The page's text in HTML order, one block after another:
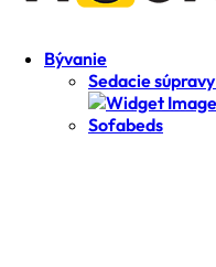
Bývanie
Sedacie
Sofabeds